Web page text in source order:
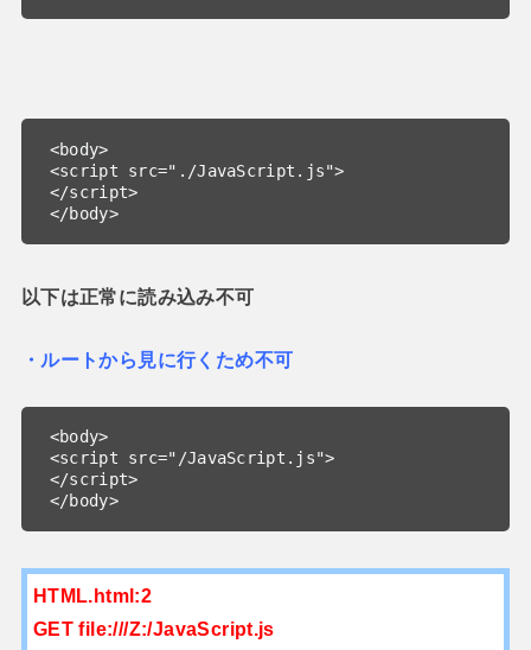
<body>
<script src="./JavaScript.js">
</script>
</body>
以下は正常に読み込み不可
・ルートから見に行くため不可
<body>
<script src="/JavaScript.js">
</script>
</body>
HTML.html:2
GET file:///Z:/JavaScript.js